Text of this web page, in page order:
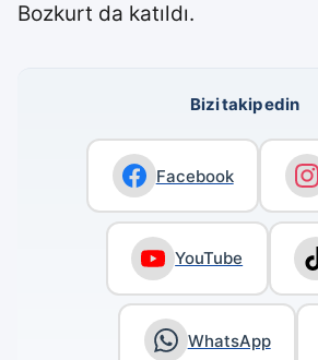
Bozkurt da katıldı.
Bizi takip edin
Facebook
YouTube
WhatsApp